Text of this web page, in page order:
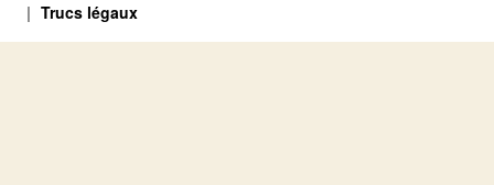
Trucs légaux